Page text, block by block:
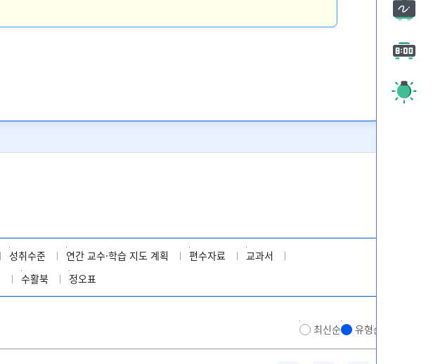
성취수준 연간 교수·학습 지도 계획 편수자료
교과서
수활북 정오표
최신순 유형순
판서
주목 시